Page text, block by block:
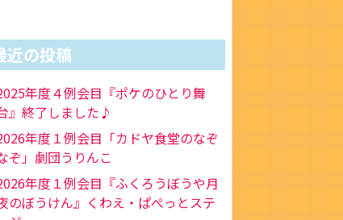
近の投稿
年度４例会目『ポケのひとり舞
』終了しました♪
年度１例会目「カドヤ食堂のなぞ
ぞ」劇団うりんこ
年度１例会目『ふくろうぼうや月
のぼうけん』くわえ・ぱぺっとステ